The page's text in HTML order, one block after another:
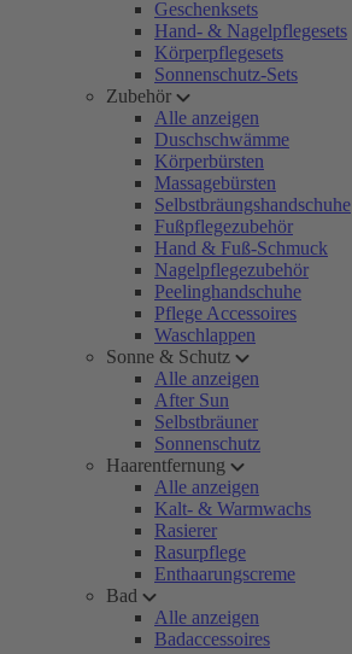
Geschenksets
Hand- & Nagelpflegesets
Körperpflegesets
Sonnenschutz-Sets
Zubehör
Alle anzeigen
Duschschwämme
Körperbürsten
Massagebürsten
Selbstbräungshandschuhe
Fußpflegezubehör
Hand & Fuß-Schmuck
Nagelpflegezubehör
Peelinghandschuhe
Pflege Accessoires
Waschlappen
Sonne & Schutz
Alle anzeigen
After Sun
Selbstbräuner
Sonnenschutz
Haarentfernung
Alle anzeigen
Kalt- & Warmwachs
Rasierer
Rasurpflege
Enthaarungscreme
Bad
Alle anzeigen
Badaccessoires